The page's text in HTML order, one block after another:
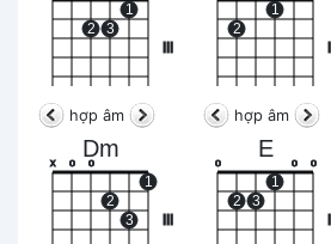
2 3
1
hợp âm
2
1
hợp âm
Dm
III
x o o
2
3
1
E
o
2 3
1
o o